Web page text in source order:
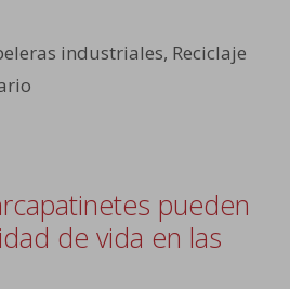
industriales, Reciclaje
pueden
de vida en las